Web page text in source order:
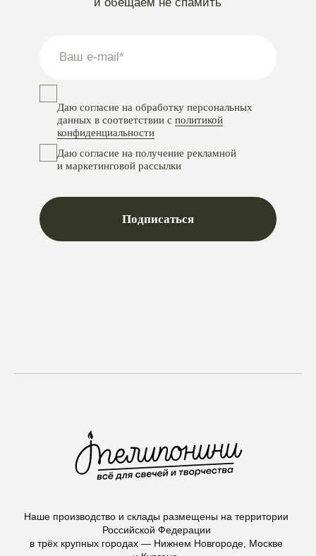
Наше производство и склады размещены на территории
Российской Федерации
в трёх крупных городах — Нижнем Новгороде, Москве
VKontakte
Max
проект Meta Platforms, деятельность в РФ запрещена